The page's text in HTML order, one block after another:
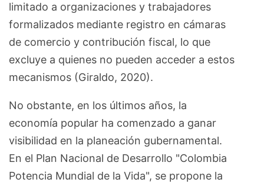
limitado a organizaciones y trabajadores
formalizados mediante registro en cámaras
de comercio y contribución fiscal, lo que
excluye a quienes no pueden acceder a estos
mecanismos (Giraldo, 2020).
No obstante, en los últimos años, la
economía popular ha comenzado a ganar
visibilidad en la planeación gubernamental.
En el Plan Nacional de Desarrollo "Colombia
Potencia Mundial de la Vida", se propone la